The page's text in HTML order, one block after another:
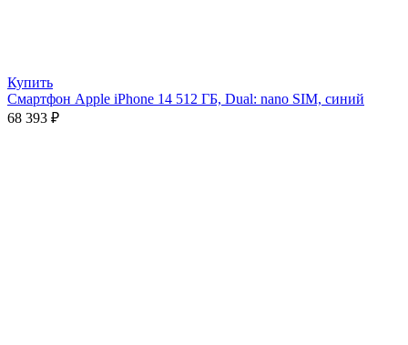
Купить
Смартфон Apple iPhone 14 512 ГБ, Dual: nano SIM, синий
68 393 ₽